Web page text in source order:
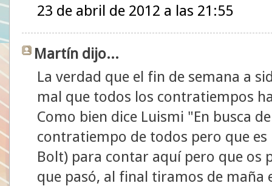
23 de abril de 2012 a las 21:55
Martín dijo...
La verdad que el fin de semana a
mal que todos los contratiempos
Como bien dice Luismi "En busca
contratiempo de todos pero que
Bolt) para contar aquí pero que os
que pasó, al final tiramos de maña